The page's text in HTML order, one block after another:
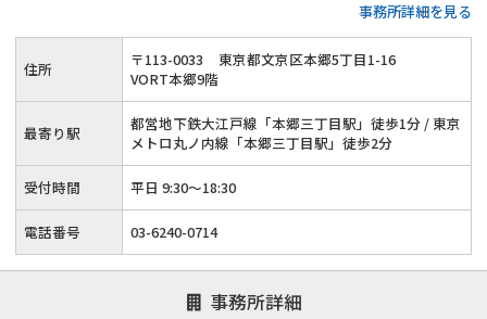
事務所詳細を見る
住所 〒113-0033
東京都文京区本郷5丁目1-16
VORT本郷9階
最寄り駅
都営地下鉄大江戸線「本郷三丁目駅」徒歩1分 / 東京
メトロ丸ノ内線「本郷三丁目駅」徒歩2分
受付時間 平日 9:30～18:30
電話番号 03-6240-0714
事務所詳細